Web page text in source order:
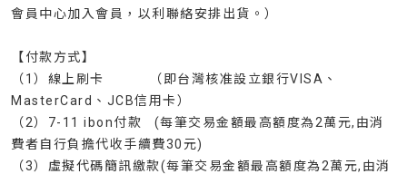
會員中心加入會員，以利聯絡安排出貨。）
【付款方式】
（1）線上刷卡 （即台灣核准設立銀行VISA、
MasterCard、JCB信用卡）
（2）7-11 ibon付款 (每筆交易金額最高額度為2萬元,由消
費者自行負擔代收手續費30元)
（3）虛擬代碼簡訊繳款(每筆交易金額最高額度為2萬元,由消